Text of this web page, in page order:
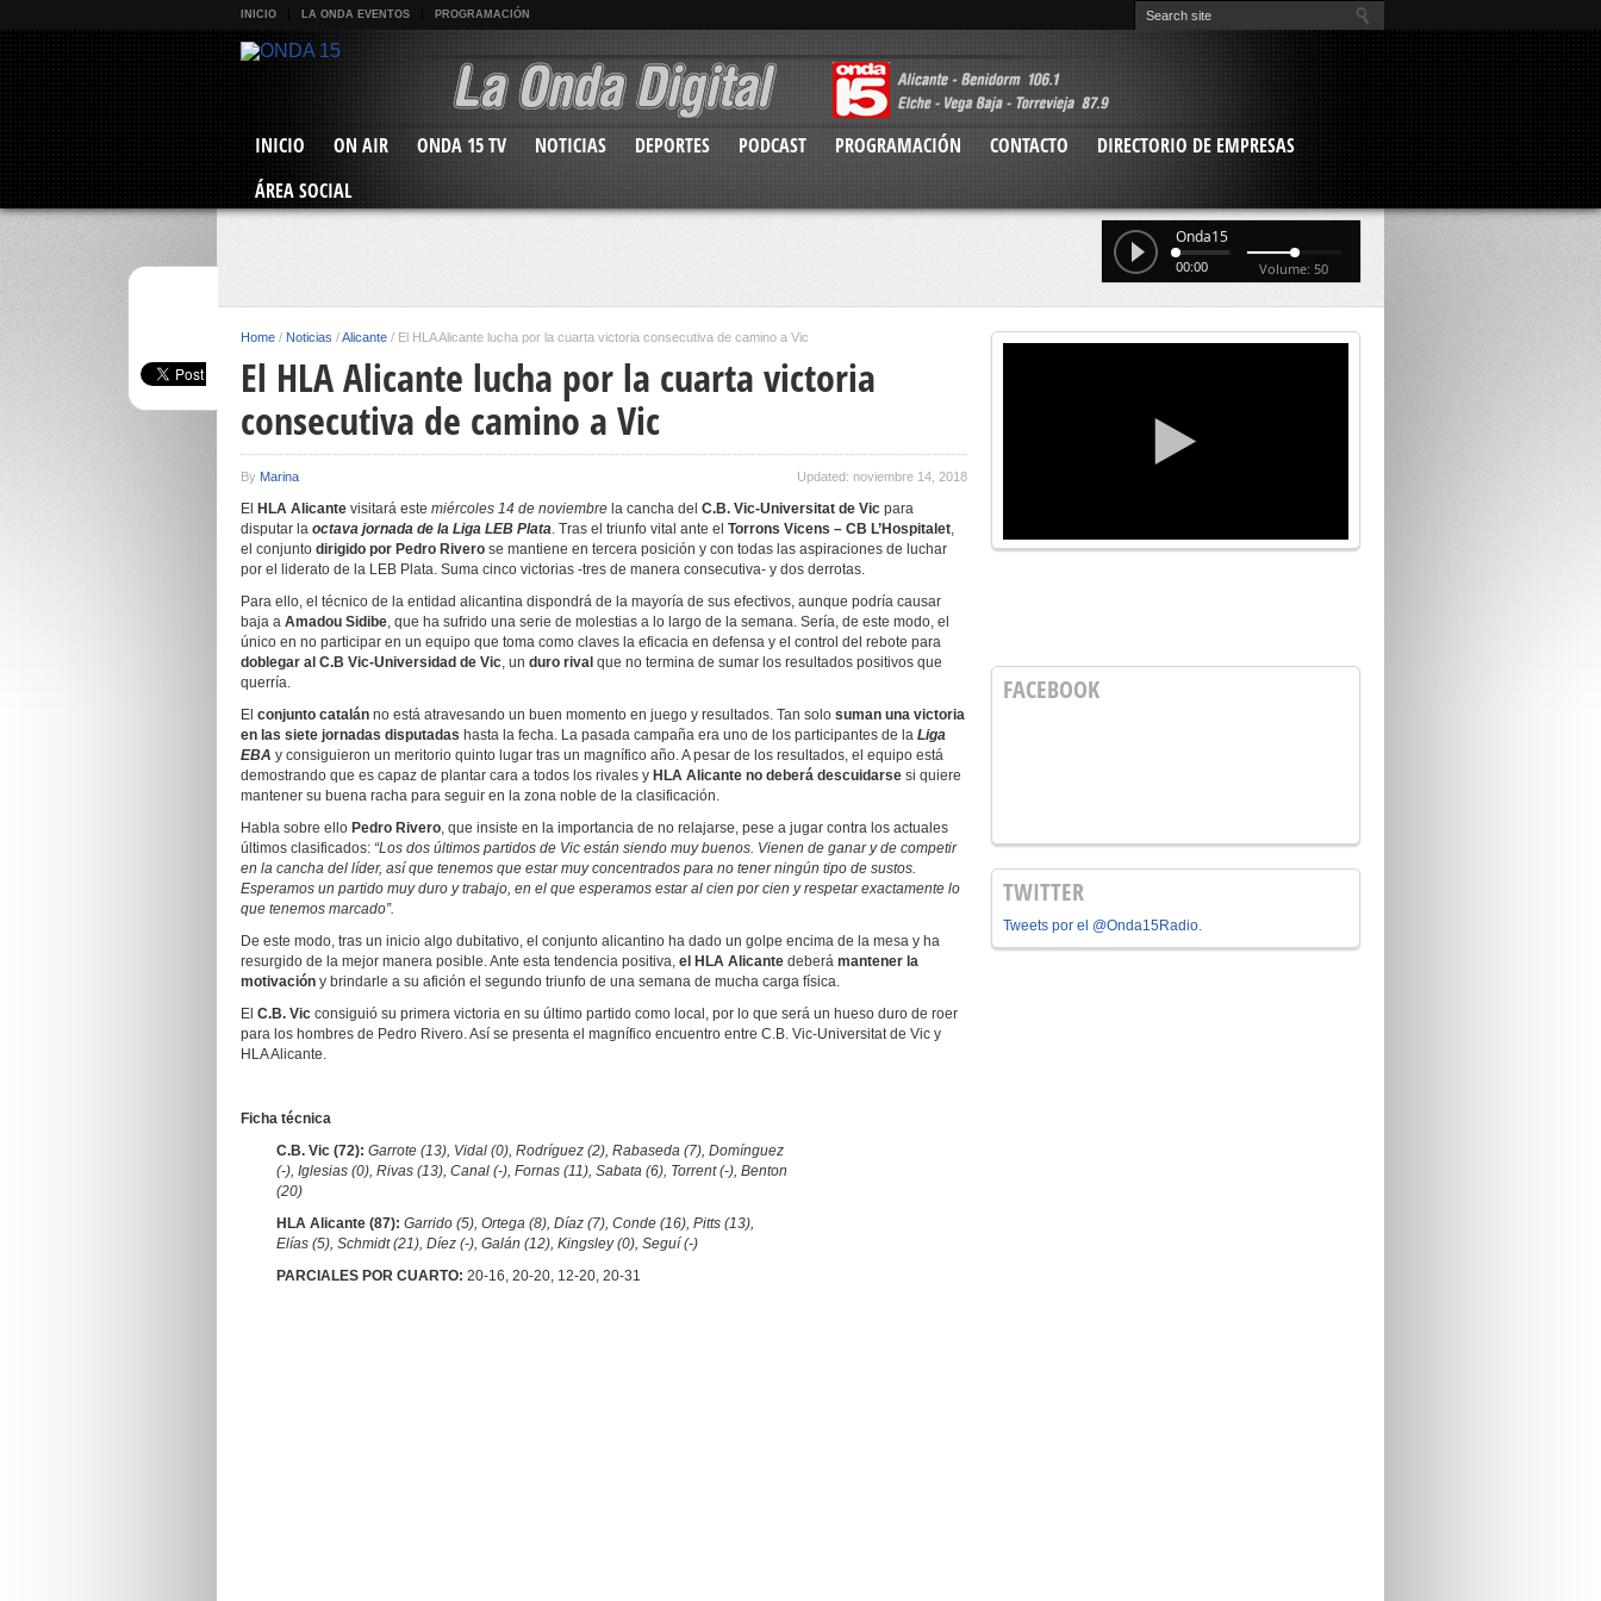
INICIO LA ONDA EVENTOS PROGRAMACIÓN
INICIO ON AIR ONDA 15 TV NOTICIAS DEPORTES PODCAST PROGRAMACIÓN CONTACTO
DIRECTORIO DE EMPRESAS
ÁREA SOCIAL
Onda15
00:00 Volume: 50
Home / Noticias /Alicante / El HLA Alicante lucha por la cuarta victoria consecutiva de camino a Vic
El HLA Alicante lucha por la cuarta victoria
consecutiva de camino a Vic
By Marina Updated: noviembre 14, 2018
El HLA Alicante visitará este miércoles 14 de noviembre la cancha del C.B. Vic-Universitat de Vic para
disputar la octava jornada de la Liga LEB Plata. Tras el triunfo vital ante el Torrons Vicens – CB L’Hospitalet,
el conjunto dirigido por Pedro Rivero se mantiene en tercera posición y con todas las aspiraciones de luchar
por el liderato de la LEB Plata. Suma cinco victorias -tres de manera consecutiva- y dos derrotas.
Para ello, el técnico de la entidad alicantina dispondrá de la mayoría de sus efectivos, aunque podría causar
baja a Amadou Sidibe, que ha sufrido una serie de molestias a lo largo de la semana. Sería, de este modo, el
único en no participar en un equipo que toma como claves la eficacia en defensa y el control del rebote para
doblegar al C.B Vic-Universidad de Vic, un duro rival que no termina de sumar los resultados positivos que
querría.
El conjunto catalán no está atravesando un buen momento en juego y resultados. Tan solo suman una victoria
en las siete jornadas disputadas hasta la fecha. La pasada campaña era uno de los participantes de la Liga
EBA y consiguieron un meritorio quinto lugar tras un magnífico año. A pesar de los resultados, el equipo está
demostrando que es capaz de plantar cara a todos los rivales y HLA Alicante no deberá descuidarse si quiere
mantener su buena racha para seguir en la zona noble de la clasificación.
Habla sobre ello Pedro Rivero, que insiste en la importancia de no relajarse, pese a jugar contra los actuales
últimos clasificados: “Los dos últimos partidos de Vic están siendo muy buenos. Vienen de ganar y de competir
en la cancha del líder, así que tenemos que estar muy concentrados para no tener ningún tipo de sustos.
Esperamos un partido muy duro y trabajo, en el que esperamos estar al cien por cien y respetar exactamente lo
que tenemos marcado”.
De este modo, tras un inicio algo dubitativo, el conjunto alicantino ha dado un golpe encima de la mesa y ha
resurgido de la mejor manera posible. Ante esta tendencia positiva, el HLA Alicante deberá mantener la
motivación y brindarle a su afición el segundo triunfo de una semana de mucha carga física.
El C.B. Vic consiguió su primera victoria en su último partido como local, por lo que será un hueso duro de roer
para los hombres de Pedro Rivero. Así se presenta el magnífico encuentro entre C.B. Vic-Universitat de Vic y
HLA Alicante.
Ficha técnica
C.B. Vic (72): Garrote (13), Vidal (0), Rodríguez (2), Rabaseda (7), Domínguez
(-), Iglesias (0), Rivas (13), Canal (-), Fornas (11), Sabata (6), Torrent (-), Benton
(20)
HLA Alicante (87): Garrido (5), Ortega (8), Díaz (7), Conde (16), Pitts (13),
Elías (5), Schmidt (21), Díez (-), Galán (12), Kingsley (0), Seguí (-)
PARCIALES POR CUARTO: 20-16, 20-20, 12-20, 20-31
FACEBOOK
TWITTER
Tweets por el @Onda15Radio.